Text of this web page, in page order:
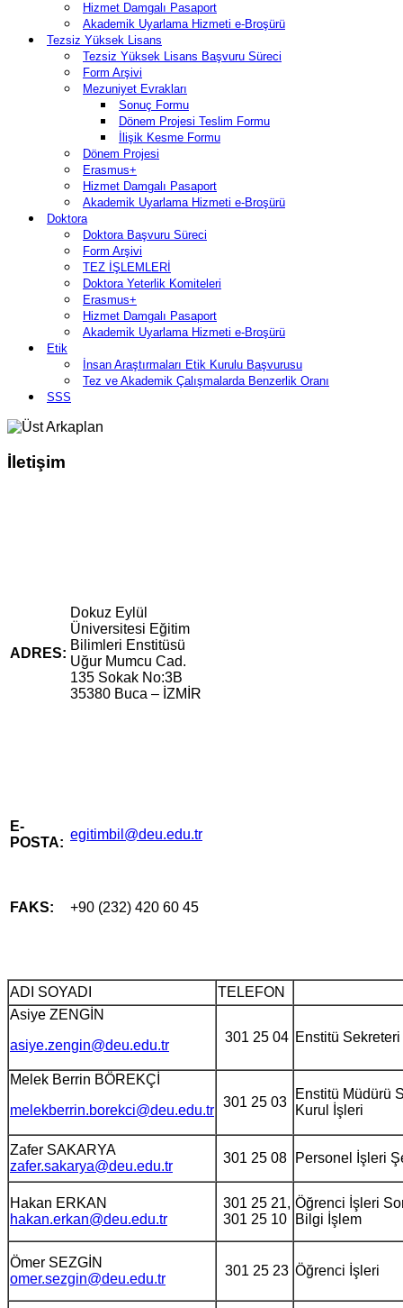
Hizmet Damgalı Pasaport
Akademik Uyarlama Hizmeti e-Broşürü
Tezsiz Yüksek Lisans
Tezsiz Yüksek Lisans Başvuru Süreci
Form Arşivi
Mezuniyet Evrakları
Sonuç Formu
Dönem Projesi Teslim Formu
İlişik Kesme Formu
Dönem Projesi
Erasmus+
Hizmet Damgalı Pasaport
Akademik Uyarlama Hizmeti e-Broşürü
Doktora
Doktora Başvuru Süreci
Form Arşivi
TEZ İŞLEMLERİ
Doktora Yeterlik Komiteleri
Erasmus+
Hizmet Damgalı Pasaport
Akademik Uyarlama Hizmeti e-Broşürü
Etik
İnsan Araştırmaları Etik Kurulu Başvurusu
Tez ve Akademik Çalışmalarda Benzerlik Oranı
SSS
İletişim
ADRES:
Dokuz Eylül
Üniversitesi Eğitim
Bilimleri Enstitüsü
Uğur Mumcu Cad.
135 Sokak No:3B
35380 Buca – İZMİR
E-
POSTA:
egitimbil@deu.edu.tr
FAKS: +90 (232) 420 60 45
ADI SOYADI
TELEFON
Asiye ZENGİN
asiye.zengin@deu.edu.tr
301 25 04 Enstitü Sekreteri
Melek Berrin BÖREKÇİ
melekberrin.borekci@deu.edu.tr
301 25 03
Enstitü Müdürü
Kurul İşleri
Zafer SAKARYA
zafer.sakarya@deu.edu.tr
301 25 08 Personel İşleri
Hakan ERKAN
hakan.erkan@deu.edu.tr
301 25 21,
301 25 10
Öğrenci İşleri
Bilgi İşlem
Ömer SEZGİN
omer.sezgin@deu.edu.tr
301 25 23 Öğrenci İşleri